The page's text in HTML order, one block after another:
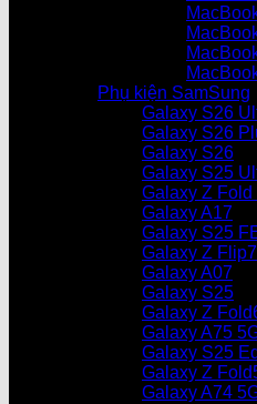
Phụ kiện SamSung
Galaxy S26
Galaxy S26
Galaxy S26
Galaxy S25
Galaxy Z Fold
Galaxy A17
Galaxy S25
Galaxy Z Flip7
Galaxy A07
Galaxy S25
Galaxy Z
Galaxy A75
Galaxy S25
Galaxy Z
Galaxy A74